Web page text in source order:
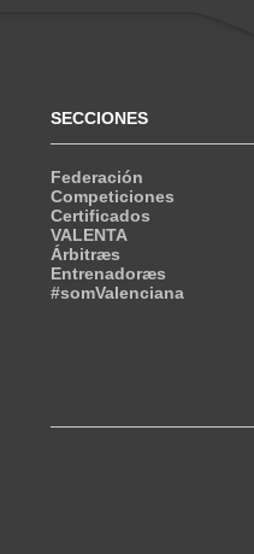
SECCIONES
Federación
Competiciones
Certificados
VALENTA
Árbitræs
Entrenadoræs
#somValenciana